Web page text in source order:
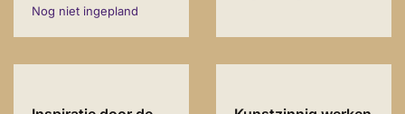
Nog niet ingepland